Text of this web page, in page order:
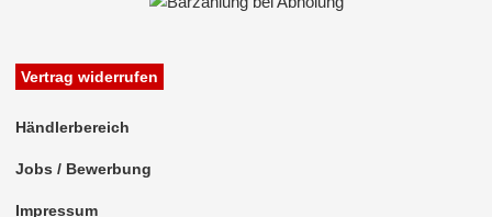
Vertrag widerrufen
Händlerbereich
Jobs / Bewerbung
Impressum